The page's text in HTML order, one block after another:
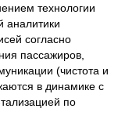
технологии
аналитики
согласно
пассажиров,
(чистота и
в динамике с
по